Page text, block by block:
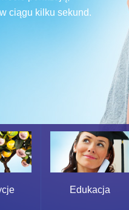
z klientem
Edukacja